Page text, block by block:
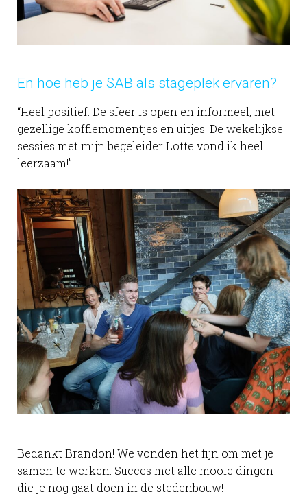
En hoe heb je SAB als stageplek ervaren?
“Heel positief. De sfeer is open en informeel, met
gezellige koffiemomentjes en uitjes. De wekelijkse
sessies met mijn begeleider Lotte vond ik heel
leerzaam!”
Bedankt Brandon! We vonden het fijn om met je
samen te werken. Succes met alle mooie dingen
die je nog gaat doen in de stedenbouw!